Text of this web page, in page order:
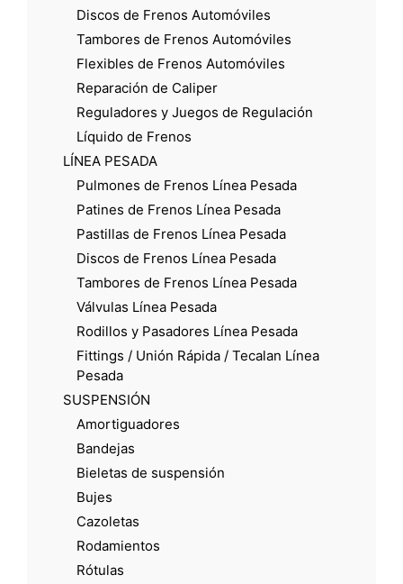
Discos de Frenos Automóviles
Tambores de Frenos Automóviles
Flexibles de Frenos Automóviles
Reparación de Caliper
Reguladores y Juegos de Regulación
Líquido de Frenos
LÍNEA PESADA
Pulmones de Frenos Línea Pesada
Patines de Frenos Línea Pesada
Pastillas de Frenos Línea Pesada
Discos de Frenos Línea Pesada
Tambores de Frenos Línea Pesada
Válvulas Línea Pesada
Rodillos y Pasadores Línea Pesada
Fittings / Unión Rápida / Tecalan Línea
Pesada
SUSPENSIÓN
Amortiguadores
Bandejas
Bieletas de suspensión
Bujes
Cazoletas
Rodamientos
Rótulas